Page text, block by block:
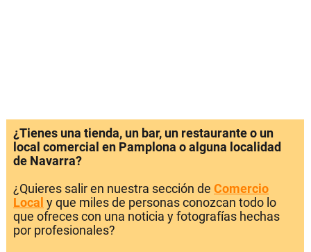
¿Tienes una tienda, un bar, un restaurante o un
local comercial en Pamplona o alguna localidad
de Navarra?
¿Quieres salir en nuestra sección de Comercio
Local y que miles de personas conozcan todo lo
que ofreces con una noticia y fotografías hechas
por profesionales?